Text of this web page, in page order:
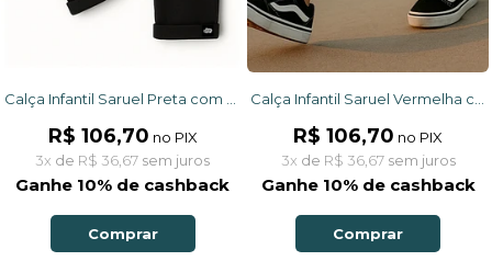
R$ 106,70 no PIX
3x de R$ 36,67 sem juros
Ganhe 10% de cashback
Comprar
R$ 106,70 no PIX
3x de R$ 36,67sem juros
Ganhe 10% de cashback
Comprar